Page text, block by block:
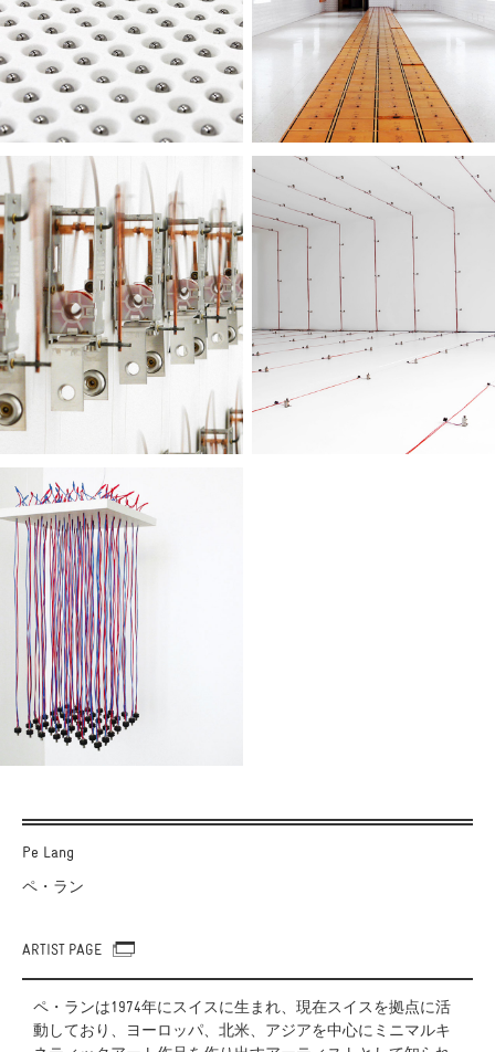
Pe Lang
ペ・ラン
ARTIST PAGE
ペ・ランは1974年にスイスに生まれ、現在スイスを拠点に活
動しており、ヨーロッパ、北米、アジアを中心にミニマルキ